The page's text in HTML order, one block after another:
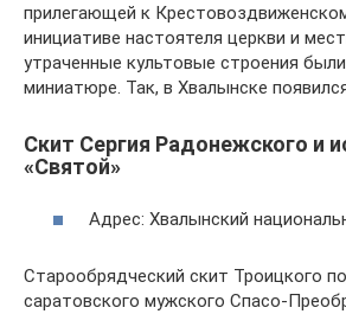
прилегающей к
инициативе настоятеля церкви и
утраченные культовые строения
миниатюре. Так, в Хвалынске
Скит Сергия Радонежского и
«Святой»
Адрес: Хвалынский
Старообрядческий скит Троицкого
саратовского мужского Спасо-